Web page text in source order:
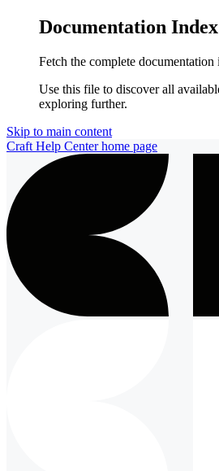
Documentation Index
Fetch the complete documentation
Use this file to discover all
exploring further.
Skip to main content
Craft Help Centerhome page